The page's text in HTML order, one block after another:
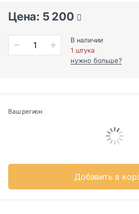
Цена: 5 200
В наличии
1 штука
нужно больше?
Ваш регион
Добавить в